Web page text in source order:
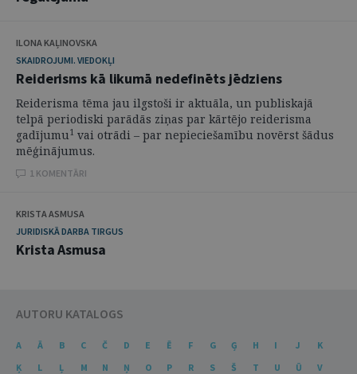
ILONA KAĻINOVSKA
SKAIDROJUMI. VIEDOKĻI
Reiderisms kā likumā nedefinēts jēdziens
Reiderisma tēma jau ilgstoši ir aktuāla, un publiskajā
telpā periodiski parādās ziņas par kārtējo reiderisma
gadījumu1 vai otrādi – par nepieciešamību novērst šādus
mēģinājumus.
1 KOMENTĀRI
KRISTA ASMUSA
JURIDISKĀ DARBA TIRGUS
Krista Asmusa
AUTORU KATALOGS
A Ā B C Č D E Ē F G Ģ H I J
K
Ķ
L Ļ M N Ņ O P R S Š T U Ū
V